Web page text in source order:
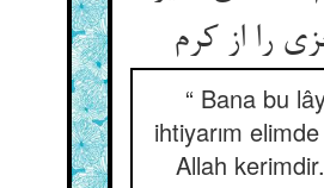
را از کرم‏
“ Bana bu
ihtiyarım
Allah